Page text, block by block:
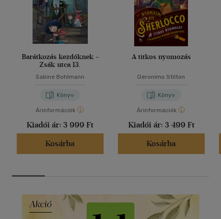
Barátkozás kezdőknek -
Zsák utca 13.
Sabine Bohlmann
Könyv
Árinformációk
Kiadói ár: 3 999 Ft
Kosárba
A titkos nyomozás
Geronimo Stilton
Könyv
Árinformációk
Kiadói ár: 3 499 Ft
Kosárba